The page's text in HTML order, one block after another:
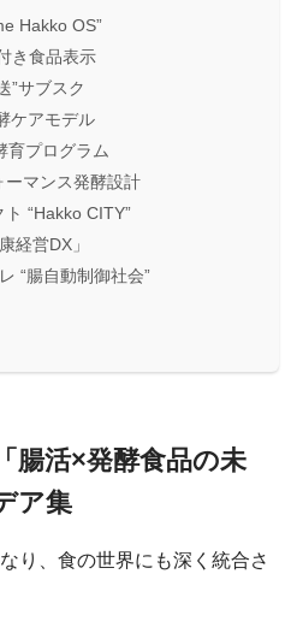
Hakko OS”
き食品表示
”サブスク
ケアモデル
育プログラム
マンス発酵設計
“Hakko CITY”
経営DX」
“腸自動制御社会”
腸活×発酵食品の未
ア集
り、食の世界にも深く統合さ